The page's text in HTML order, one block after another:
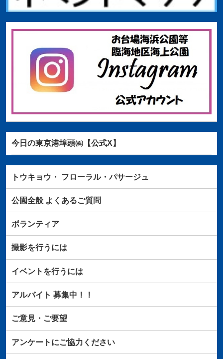
今日の東京港埠頭㈱【公式X】
トウキョウ・ フローラル・パサージュ
公園全般よくあるご質問
ボランティア
撮影を行うには
イベントを行うには
アルバイト 募集中！！
ご意見・ご要望
アンケートにご協力ください